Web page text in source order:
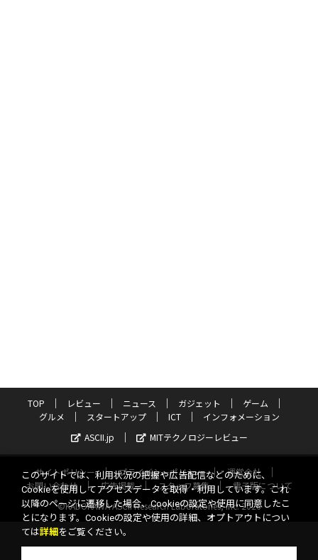
TOP レビュー ニュース ガジェット
ゲーム
グルメ
スタートアップ ICT
インフォメーション
ASCII.jp
MITテクノロジーレビュー
サイトポリシー プライバシーポリシー
運営会社
お問い合わせ
広告掲載 スタッフ募集
電子版について
©KADOKAWA ASCII Research Laboratories, Inc. 2026
このサイトでは、利用状況の把握や広告配信などのために、
Cookieを使用してアクセスデータを取得・利用しています。これ
以降のページに遷移した場合、Cookieの設定や使用に同意したこ
とになります。Cookieの設定や使用の詳細、オプトアウトについ
ては詳細 をご覧ください。